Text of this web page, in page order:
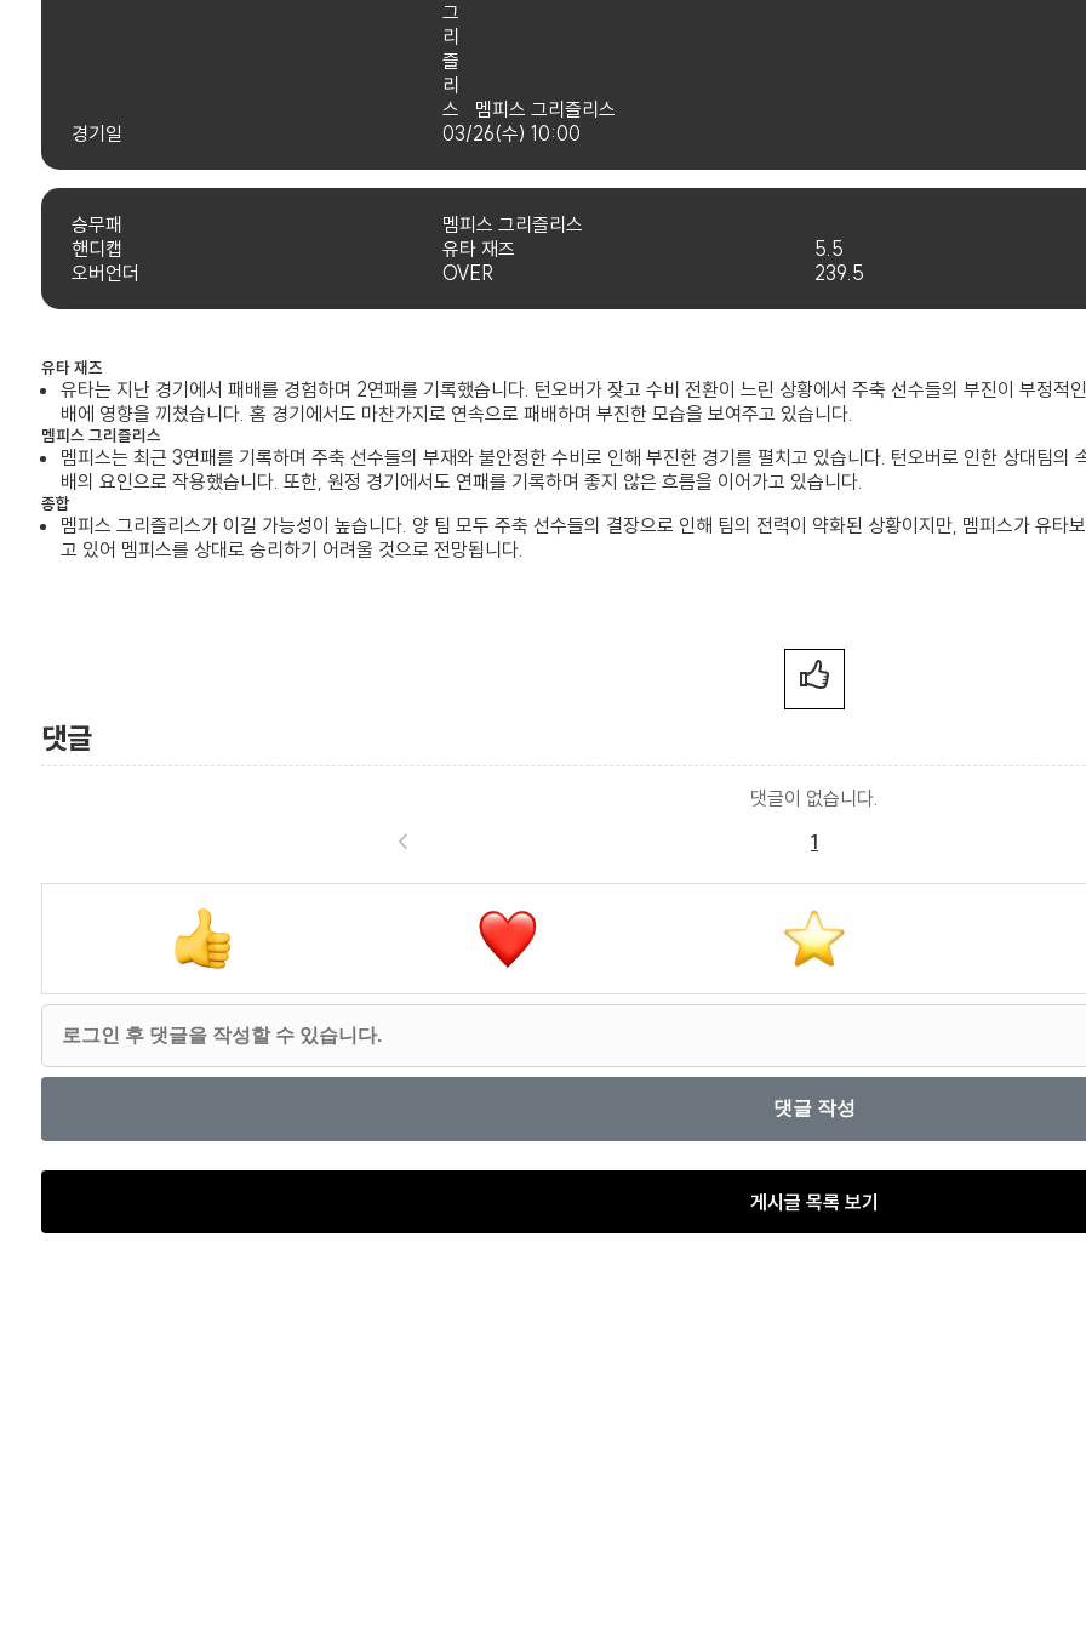
멤피스 그리즐리스
경기일
03/26(수) 10:00
승무패
멤피스 그리즐리스
핸디캡
유타 재즈
5.5
오버언더
OVER 239.5
유타 재즈
유타는 지난 경기에서 패배를 경험하며 2연패를 기록했습니다. 턴오버가 잦고 수비 전환이 느린 상황에서 주축 선수들의 부진이 부정
배에 영향을 끼쳤습니다. 홈 경기에서도 마찬가지로 연속으로 패배하며 부진한 모습을 보여주고 있습니다.
멤피스 그리즐리스
멤피스는 최근 3연패를 기록하며 주축 선수들의 부재와 불안정한 수비로 인해 부진한 경기를 펼치고 있습니다. 턴오버로 인한 상대팀
배의 요인으로 작용했습니다. 또한, 원정 경기에서도 연패를 기록하며 좋지 않은 흐름을 이어가고 있습니다.
종합
멤피스 그리즐리스가 이길 가능성이 높습니다. 양 팀 모두 주축 선수들의 결장으로 인해 팀의 전력이 약화된 상황이지만, 멤피스가 유타
고 있어 멤피스를 상대로 승리하기 어려울 것으로 전망됩니다.
댓글
댓글이 없습니다.
<
1
게시글 목록 보기